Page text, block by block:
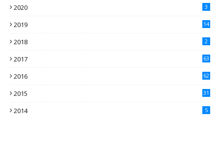
2020 3
2019 14
2018 2
2017 63
2016
62
2015
31
2014 5